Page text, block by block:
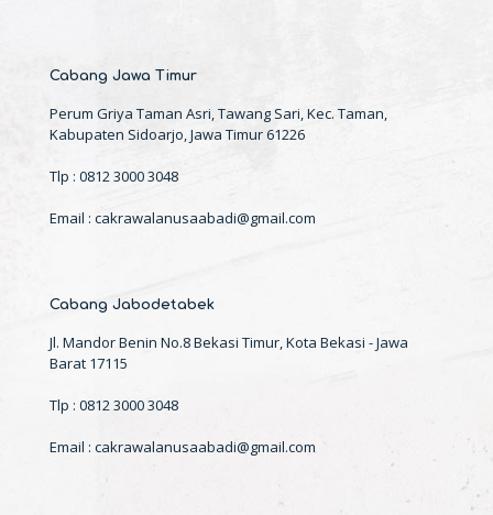
Cabang Jawa Timur
Perum Griya Taman Asri, Tawang Sari, Kec. Taman,
Kabupaten Sidoarjo, Jawa Timur 61226
Tlp : 0812 3000 3048
Email : cakrawalanusaabadi@gmail.com
Cabang Jabodetabek
Jl. Mandor Benin No.8 Bekasi Timur, Kota Bekasi - Jawa
Barat 17115
Tlp : 0812 3000 3048
Email : cakrawalanusaabadi@gmail.com